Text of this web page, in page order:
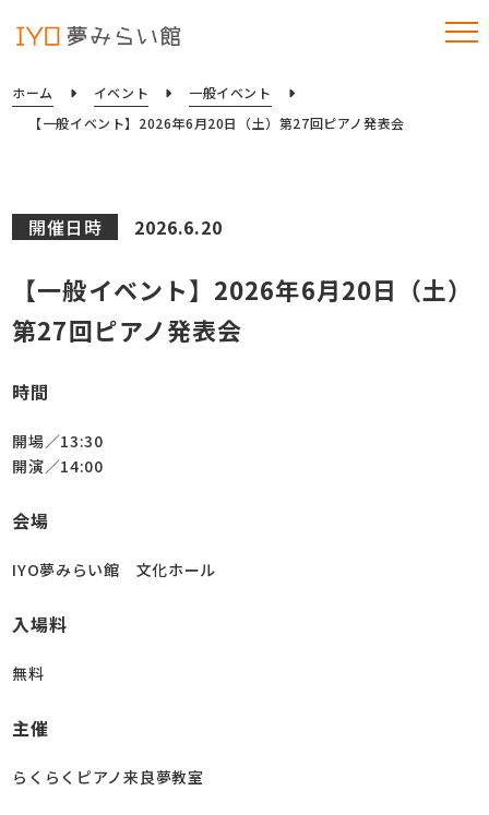
ホーム イベント
一般イベント
【一般イベント】2026年6月20日（土）第27回ピアノ発表会
開催日時 2026.6.20
【一般イベント】2026年6月20日（土）
第27回ピアノ発表会
時間
開場／13:30
開演／14:00
会場
IYO夢みらい館 文化ホール
入場料
無料
主催
らくらくピアノ来良夢教室